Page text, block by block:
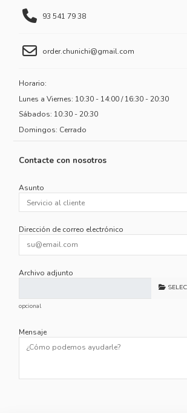
93 541 79 38
order.chunichi@gmail.com
Horario:
Lunes a Viernes: 10:30 - 14:00 / 16:30 - 20:30
Sábados: 10:30 - 20:30
Domingos: Cerrado
Contacte con nosotros
Asunto
Dirección de correo electrónico
Archivo adjunto
opcional
Mensaje